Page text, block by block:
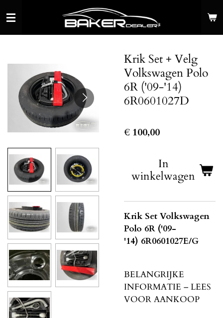
direct
naar
Krik Set + Velg
Volkswagen Polo
6R ('09-'14)
6R0601027D
€ 100,00
In
winkelwagen
Krik Set Volkswagen
Polo 6R ('09-
'14) 6R0601027E/G
BELANGRIJKE
INFORMATIE – LEES
VOOR AANKOOP